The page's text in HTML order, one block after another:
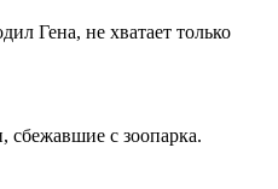
Гена, не хватает только
сбежавшие с зоопарка.